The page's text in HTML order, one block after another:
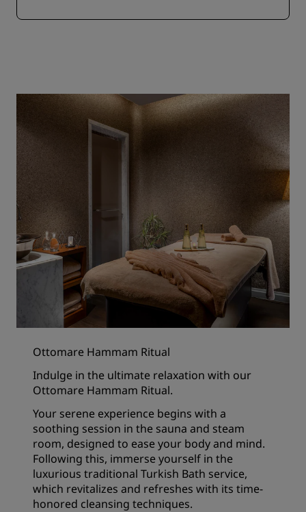
Ottomare Hammam Ritual
Indulge in the ultimate relaxation with our
Ottomare Hammam Ritual.
Your serene experience begins with a
soothing session in the sauna and steam
room, designed to ease your body and mind.
Following this, immerse yourself in the
luxurious traditional Turkish Bath service,
which revitalizes and refreshes with its time-
honored cleansing techniques.